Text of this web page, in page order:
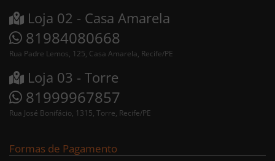
Loja 02 - Casa Amarela
81984080668
Rua Padre Lemos, 125, Casa Amarela, Recife/PE
Loja 03 - Torre
81999967857
Rua José Bonifácio, 1315, Torre, Recife/PE
Formas de Pagamento